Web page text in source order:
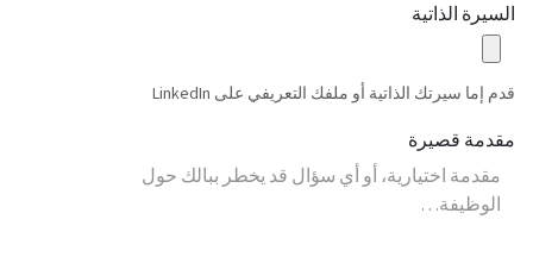
السيرة الذاتية
قدم إما سيرتك الذاتية أو ملفك التعريفي على LinkedIn
مقدمة قصيرة